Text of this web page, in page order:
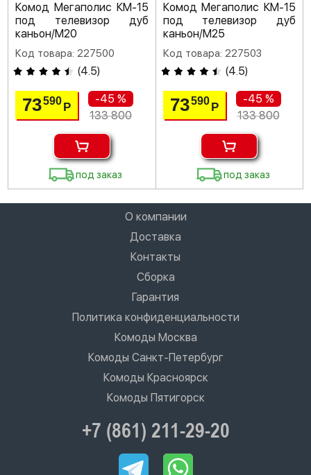
Комод Мегаполис КМ-15
под телевизор дуб
каньон/M20
Код товара: 227500
(4.5)
73590 Р
-45 %
133 800
под заказ
Комод Мегаполис КМ-15
под телевизор дуб
каньон/M25
Код товара: 227503
(4.5)
73590 Р
-45 %
133 800
под заказ
О компании
Доставка
Контакты
Сборка
Гарантия
Политика конфиденциальности
Комоды Москва
Комоды Санкт-Петербург
Комоды Красноярск
Комоды Пятигорск
+7 (861) 211-29-20